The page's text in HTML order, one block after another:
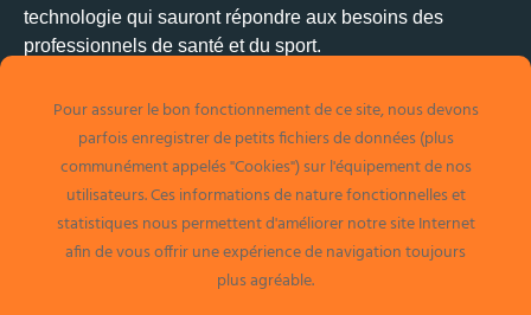
technologie qui sauront répondre aux besoins des
professionnels de santé et du sport.
1 allée Alban Vistel
69110 Sainte-Foy-Les-Lyon
info@medimex.fr
Pour assurer le bon fonctionnement de ce site, nous devons
parfois enregistrer de petits fichiers de données (plus
communément appelés "Cookies") sur l'équipement de nos
utilisateurs. Ces informations de nature fonctionnelles et
statistiques nous permettent d'améliorer notre site Internet
afin de vous offrir une expérience de navigation toujours
plus agréable.